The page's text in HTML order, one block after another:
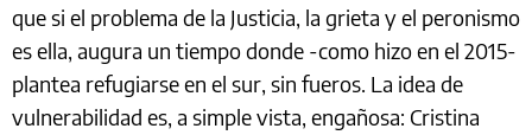
que si el problema de la Justicia, la grieta y el peronismo
es ella, augura un tiempo donde -como hizo en el 2015-
plantea refugiarse en el sur, sin fueros. La idea de
vulnerabilidad es, a simple vista, engañosa: Cristina